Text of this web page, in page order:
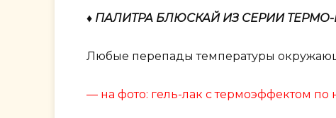
♦ ПАЛИТРА БЛЮСКАЙ ИЗ СЕРИИ
Любые перепады температуры
— на фото: гель-лак с термоэффектом по